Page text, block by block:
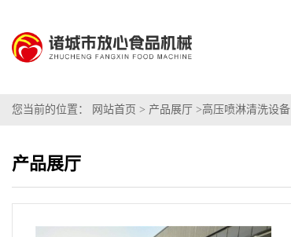
您当前的位置： 网站首页 > 产品展厅 >高压喷淋清洗设备
产品展厅